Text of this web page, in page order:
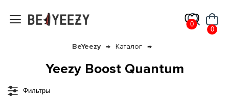
0
0
BeYeezy Каталог
Yeezy Boost Quantum
Фильтры